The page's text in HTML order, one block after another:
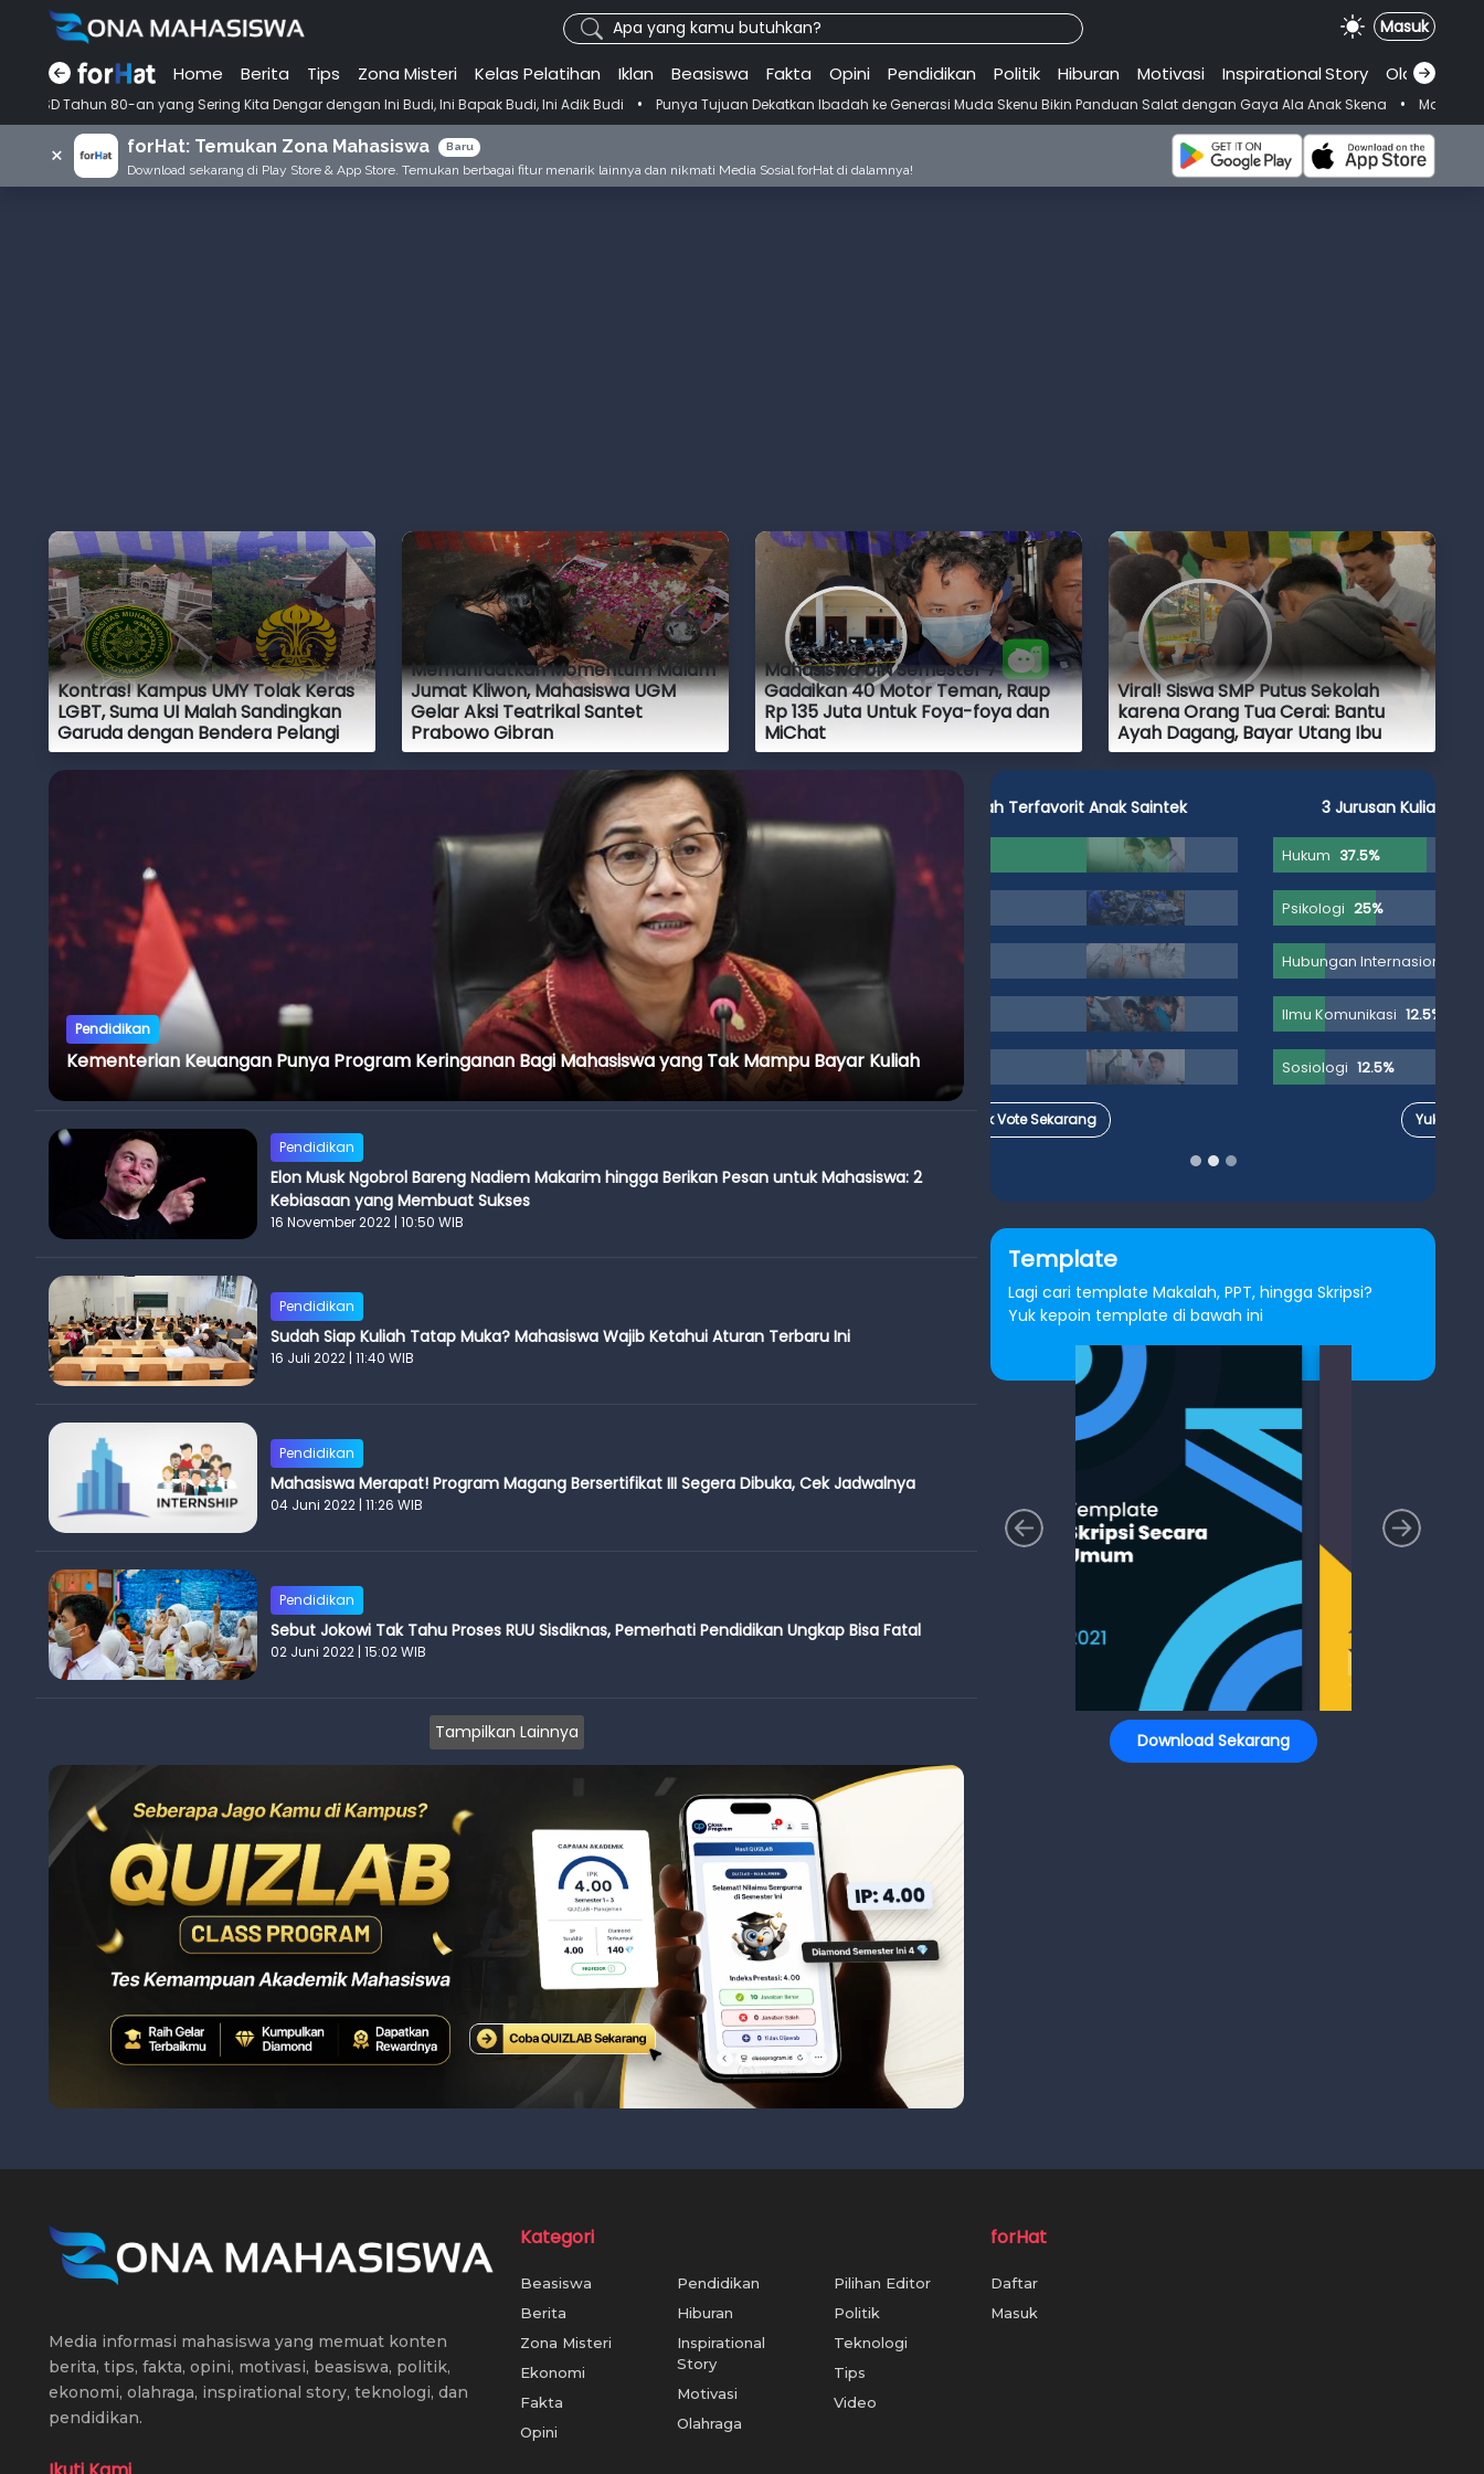
Apa yang kamu butuhkan? Masuk
Home Berita Tips Zona Misteri Kelas Pelatihan Iklan Beasiswa Fakta Opini Pendidikan Politik Hiburan Motivasi Inspirational.Story Olahraga
80-an yang Sering Kita Dengar dengan Ini Budi, Ini Bapak Budi, Ini Adik Budi • Punya Tujuan Dekatkan Ibadah ke Generasi Muda Skenu Bikin Panduan Salat dengan Gaya Ala Anak Skena • Mahasiswi Prodi
× forHat: Temukan Zona Mahasiswa Baru
Download sekarang di Play Store & App Store. Temukan berbagai fitur menarik lainnya dan nikmati Media Sosial forHat di dalamnya!
Kontras! Kampus UMY Tolak Keras
LGBT, Suma UI Malah Sandingkan
Garuda dengan Bendera Pelangi
Memanfaatkan Momentum Malam
Jumat Kliwon, Mahasiswa UGM
Gelar Aksi Teatrikal Santet
Prabowo Gibran
Mahasiswa UIN Semester 7
Gadaikan 40 Motor Teman, Raup
Rp 135 Juta Untuk Foya-foya dan
MiChat
Viral! Siswa SMP Putus Sekolah
karena Orang Tua Cerai: Bantu
Ayah Dagang, Bayar Utang Ibu
Pendidikan
Kementerian Keuangan Punya Program Keringanan Bagi Mahasiswa yang Tak Mampu Bayar Kuliah
Pendidikan
Elon Musk Ngobrol Bareng Nadiem Makarim hingga Berikan Pesan untuk Mahasiswa: 2
Kebiasaan yang Membuat Sukses
16 November 2022 | 10:50 WIB
Pendidikan
Sudah Siap Kuliah Tatap Muka? Mahasiswa Wajib Ketahui Aturan Terbaru Ini
16 Juli 2022 | 11:40 WIB
Pendidikan
Mahasiswa Merapat! Program Magang Bersertifikat III Segera Dibuka, Cek Jadwalnya
04 Juni 2022 | 11:26 WIB
Pendidikan
Sebut Jokowi Tak Tahu Proses RUU Sisdiknas, Pemerhati Pendidikan Ungkap Bisa Fatal
02 Juni 2022 | 15:02 WIB
Tampilkan Lainnya
3 Jurusan Kuliah Terfavorit Anak Soshum
37.5%
25%
Hubungan Internasional
Ilmu Komunikasi 12.5%
12.5%
Template
Lagi cari template Makalah, PPT, hingga Skripsi?
Yuk kepoin template di bawah ini
Download Sekarang
Media informasi mahasiswa yang memuat konten
berita, tips, fakta, opini, motivasi, beasiswa, politik,
ekonomi, olahraga, inspirational story, teknologi, dan
pendidikan.
Kategori
Beasiswa
Berita
Zona Misteri
Ekonomi
Fakta
Opini
Pendidikan
Hiburan
Inspirational
Story
Motivasi
Olahraga
Pilihan Editor
Politik
Teknologi
Tips
Video
forHat
Daftar
Masuk